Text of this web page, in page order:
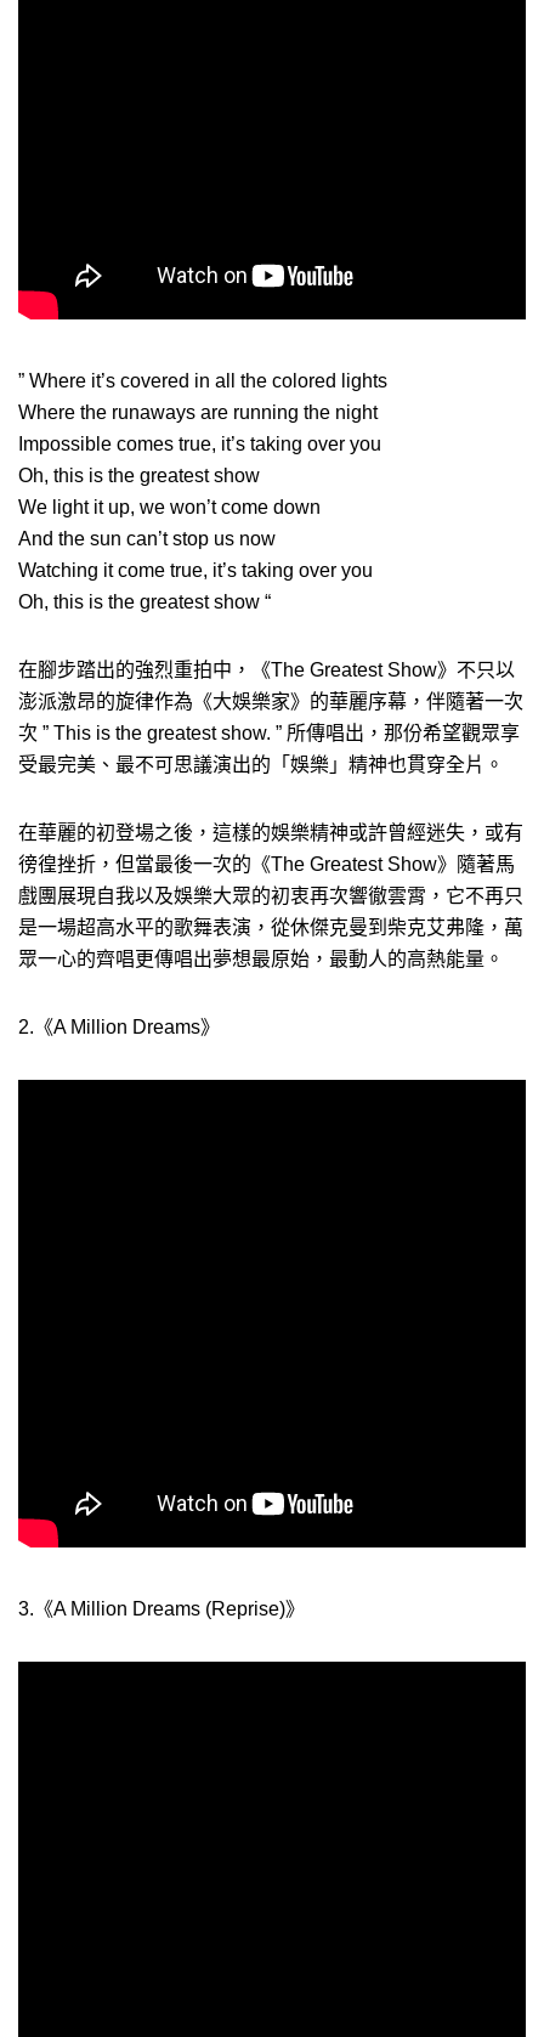
” Where it’s covered in all the colored lights
Where the runaways are running the night
Impossible comes true, it’s taking over you
Oh, this is the greatest show
We light it up, we won’t come down
And the sun can’t stop us now
Watching it come true, it’s taking over you
Oh, this is the greatest show “
在腳步踏出的強烈重拍中，《The Greatest Show》不只以
澎派激昂的旋律作為《大娛樂家》的華麗序幕，伴隨著一次
次 ” This is the greatest show. ” 所傳唱出，那份希望觀眾享
受最完美、最不可思議演出的「娛樂」精神也貫穿全片。
在華麗的初登場之後，這樣的娛樂精神或許曾經迷失，或有
徬徨挫折，但當最後一次的《The Greatest Show》隨著馬
戲團展現自我以及娛樂大眾的初衷再次響徹雲霄，它不再只
是一場超高水平的歌舞表演，從休傑克曼到柴克艾弗隆，萬
眾一心的齊唱更傳唱出夢想最原始，最動人的高熱能量。
2.《A Million Dreams》
3.《A Million Dreams (Reprise)》